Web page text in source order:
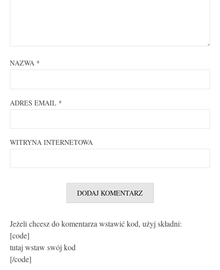
NAZWA *
ADRES EMAIL *
WITRYNA INTERNETOWA
Jeżeli chcesz do komentarza wstawić kod, użyj składni:
[code]
tutaj wstaw swój kod
[/code]